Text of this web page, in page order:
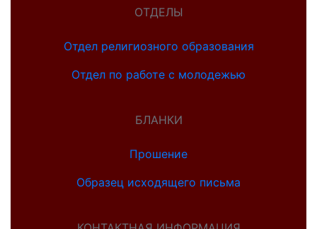
ОТДЕЛЫ
Отдел религиозного образования
Отдел по работе с молодежью
БЛАНКИ
Прошение
Образец исходящего письма